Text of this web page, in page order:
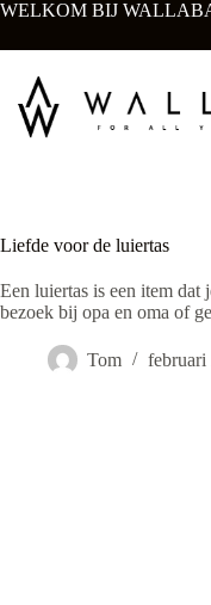
Ga
de
inhoud
WELKOM BIJ
Liefde voor de luiertas
Een luiertas is een item
bezoek bij opa en oma of
Tom februari